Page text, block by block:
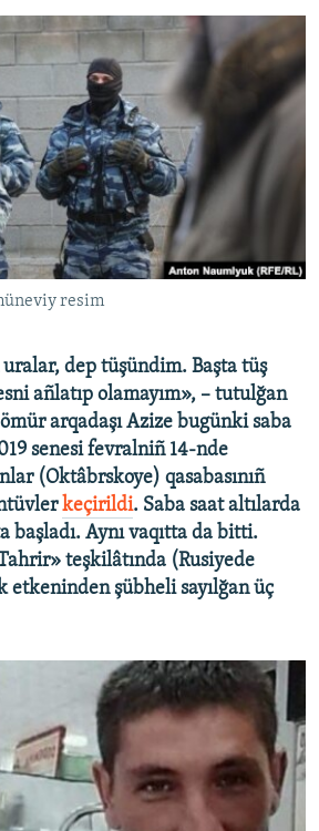
resim
dep tüşündim. Başta tüş
añlatıp olamayım», – tutulğan
arqadaşı Azize bugünki saba
senesi fevralniñ 14-nde
(Oktâbrskoye) qasabasınıñ
keçirildi. Saba saat altılarda
başladı. Aynı vaqıtta da bitti.
teşkilâtında (Rusiyede
etkeninden şübheli sayılğan üç